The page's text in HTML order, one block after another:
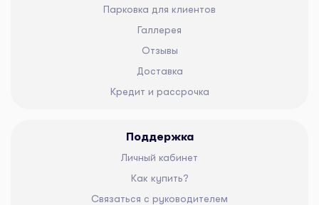
Парковка для клиентов
Галлерея
Отзывы
Доставка
Кредит и рассрочка
Поддержка
Личный кабинет
Как купить?
Связаться с руководителем